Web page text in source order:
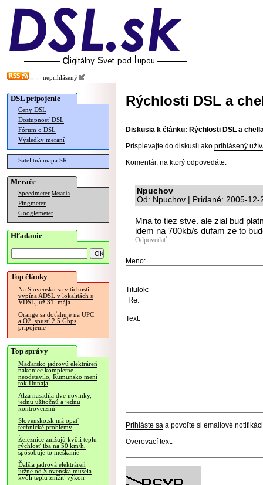
neprihlásený
DSL pripojenie
Ceny DSL
Dostupnosť DSL
Fórum o DSL
Výsledky meraní
Satelitná mapa SR
Merače
Speedmeter Merania
Pingmeter
Googlemeter
Hľadanie
Top články
Na Slovensku sa v tichosti
vypína ADSL v lokalitách s
VDSL, už 31. mája
Orange sa doťahuje na UPC
a O2, spustí 2.5 Gbps
pripojenie
Top správy
Maďarsko jadrovú elektráreň
nakoniec kompletne
neodstavilo, Rumunsko mení
tok Dunaja
Alza nasadila dve novinky,
jednu užitočnú a jednu
kontroverznú
Slovensko.sk má opäť
technické problémy
Železnice znižujú kvôli teplu
rýchlosť iba na 50 km/h,
spôsobuje to meškanie
Ďalšia jadrová elektráreň
južne od Slovenska musela
kvôli teplu znížiť výkon
Rýchlosti DSL a
Diskusia k článku: Rýchlosti DSL a
Prispievajte do diskusií ako prihlásený
Komentár, na ktorý odpovedáte:
Npuchov
Od: Npuchov | Pridané: 2005-12-
Mna to tiez stve. ale zial bud
idem na 700kb/s dufam ze to
Odpovedať
Meno:
Titulok:
Text:
Prihláste sa a povoľte si emailové
Overovací text: